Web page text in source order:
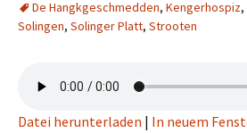
De Hangkgeschmedden, Kengerhospiz,
Solingen, Solinger Platt, Strooten
Datei herunterladen | In neuem